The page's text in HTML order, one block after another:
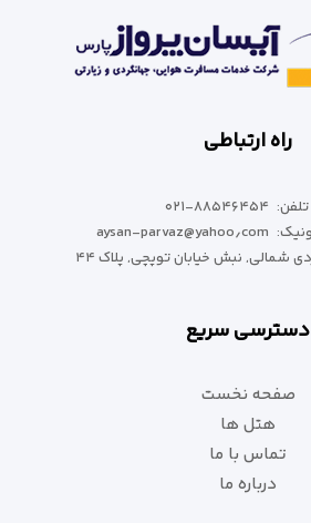
راه ارتباطی
تلفن: ۰۲۱-۸۸۵۴۶۴۵۴
aysan-parvaz@yahoo٫com
شمالی, نبش خیابان توپچی, پلاک ۴۴
دسترسی سریع
صفحه نخست
هتل ها
تماس با ما
درباره ما